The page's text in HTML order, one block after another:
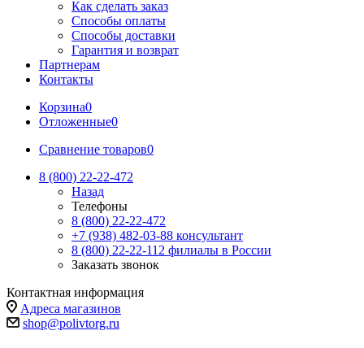
Как сделать заказ
Способы оплаты
Способы доставки
Гарантия и возврат
Партнерам
Контакты
Корзина0
Отложенные0
Сравнение товаров0
8 (800) 22-22-472
Назад
Телефоны
8 (800) 22-22-472
+7 (938) 482-03-88 консультант
8 (800) 22-22-112 филиалы в России
Заказать звонок
Контактная информация
Адреса магазинов
shop@polivtorg.ru